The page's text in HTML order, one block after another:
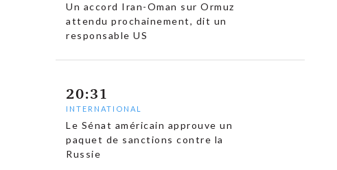
Un accord Iran-Oman sur Ormuz
attendu prochainement, dit un
responsable US
20:31
INTERNATIONAL
Le Sénat américain approuve un
paquet de sanctions contre la
Russie